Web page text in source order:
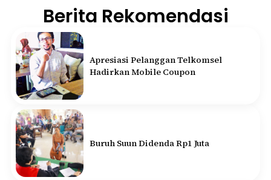
Berita Rekomendasi
Apresiasi Pelanggan Telkomsel
Hadirkan Mobile Coupon
Buruh Suun Didenda Rp1 Juta